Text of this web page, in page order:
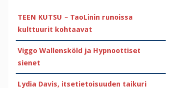
TEEN KUTSU – TaoLinin runoissa
kulttuurit kohtaavat
Viggo Wallensköld ja Hypnoottiset
sienet
Lydia Davis, itsetietoisuuden taikuri